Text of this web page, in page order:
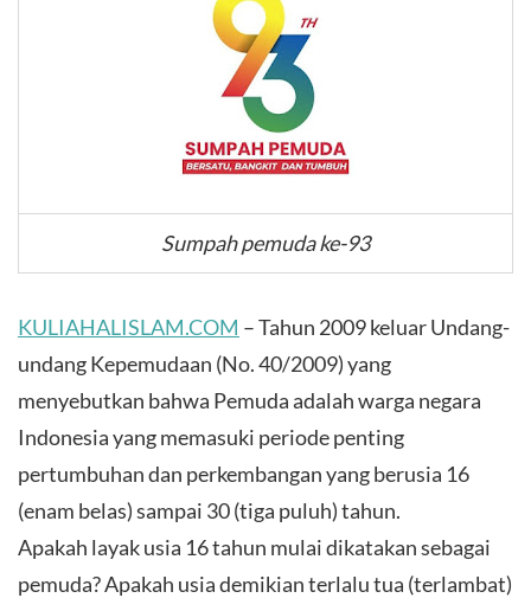
Sumpah pemuda ke-93
KULIAHALISLAM.COM – Tahun 2009 keluar Undang-
undang Kepemudaan (No. 40/2009) yang
menyebutkan bahwa Pemuda adalah warga negara
Indonesia yang memasuki periode penting
pertumbuhan dan perkembangan yang berusia 16
(enam belas) sampai 30 (tiga puluh) tahun.
Apakah layak usia 16 tahun mulai dikatakan sebagai
pemuda? Apakah usia demikian terlalu tua (terlambat)